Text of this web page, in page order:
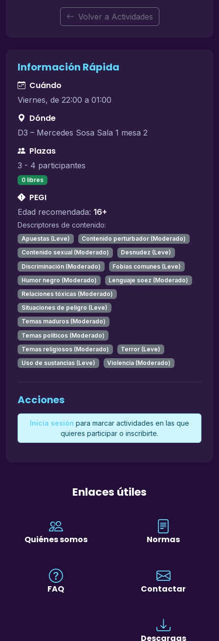
Volver a Actividades
Información Rápida
Cuándo
Viernes, de 22:00 a 01:00
Dónde
D3 – Mercedes Sosa Sala 1 mesa 2
Plazas
3 - 4 participantes
0 libres
PEGI
Edad recomendada: 16+
Descriptores de contenido:
Apuestas (Leve)
Contenido perturbador (Moderado)
Contenido sexual (Moderado)
Desnudez (Leve)
Discriminación (Moderado)
Fobias comunes (Leve)
Humor negro (Moderado)
Lenguaje soez (Moderado)
Relaciones tóxicas (Moderado)
Situaciones de peligro (Leve)
Temas maduros (Moderado)
Temas políticos (Moderado)
Temas religiosos (Moderado)
Terror (Leve)
Uso de sustancias (Leve)
Violencia (Moderado)
Acciones
Inicia sesión para marcar actividades en las que
quieres participar o inscribirte.
Enlaces útiles
Quiénes somos Normas
FAQ Contactar
Descargas